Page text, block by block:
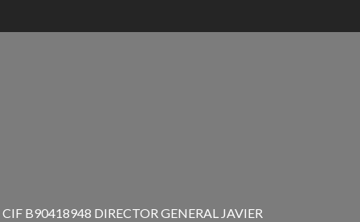
B90418948 DIRECTOR GENERAL JAVIER